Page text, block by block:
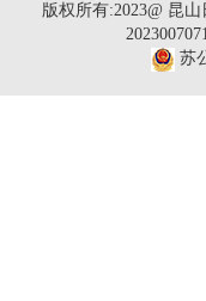
版权所有:2023@ 昆
苏